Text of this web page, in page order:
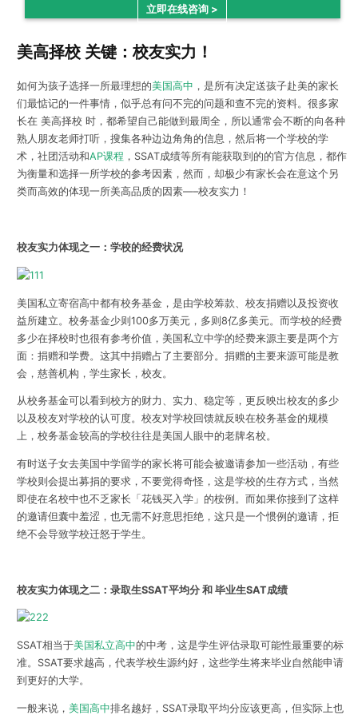
立即在线咨询 >
美高择校 关键：校友实力！
如何为孩子选择一所最理想的美国高中 ，是所有决定送孩子赴美的家长
们最惦记的一件事情，似乎总有问不完的问题和查不完的资料。很多家
长在 美高择校 时，都希望自己能做到最周全，所以通常会不断的向各种
熟人朋友老师打听，搜集各种边边角角的信息，然后将一个学校的学
术，社团活动和AP课程 ，SSAT成绩等所有能获取到的的官方信息，都作
为衡量和选择一所学校的参考因素，然而，却极少有家长会在意这个另
类而高效的体现一所美高品质的因素—–校友实力！
校友实力体现之一：学校的经费状况
美国私立寄宿高中都有校务基金，是由学校筹款、校友捐赠以及投资收
益所建立。校务基金少则100多万美元，多则8亿多美元。而学校的经费
多少在择校时也很有参考价值，美国私立中学的经费来源主要是两个方
面：捐赠和学费。这其中捐赠占了主要部分。捐赠的主要来源可能是教
会，慈善机构，学生家长，校友。
从校务基金可以看到校方的财力、实力、稳定等，更反映出校友的多少
以及校友对学校的认可度。校友对学校回馈就反映在校务基金的规模
上，校务基金较高的学校往往是美国人眼中的老牌名校。
有时送子女去美国中学留学的家长将可能会被邀请参加一些活动，有些
学校则会提出募捐的要求，不要觉得奇怪，这是学校的生存方式，当然
即使在名校中也不乏家长「花钱买入学」的桉例。而如果你接到了这样
的邀请但囊中羞涩，也无需不好意思拒绝，这只是一个惯例的邀请，拒
绝不会导致学校迁怒于学生。
校友实力体现之二：录取生SSAT平均分 和 毕业生SAT成绩
SSAT相当于美国私立高中的中考，这是学生评估录取可能性最重要的标
准。SSAT要求越高，代表学校生源约好，这些学生将来毕业自然能申请
到更好的大学。
一般来说， 美国高中排名越好，SSAT录取平均分应该更高，但实际上也